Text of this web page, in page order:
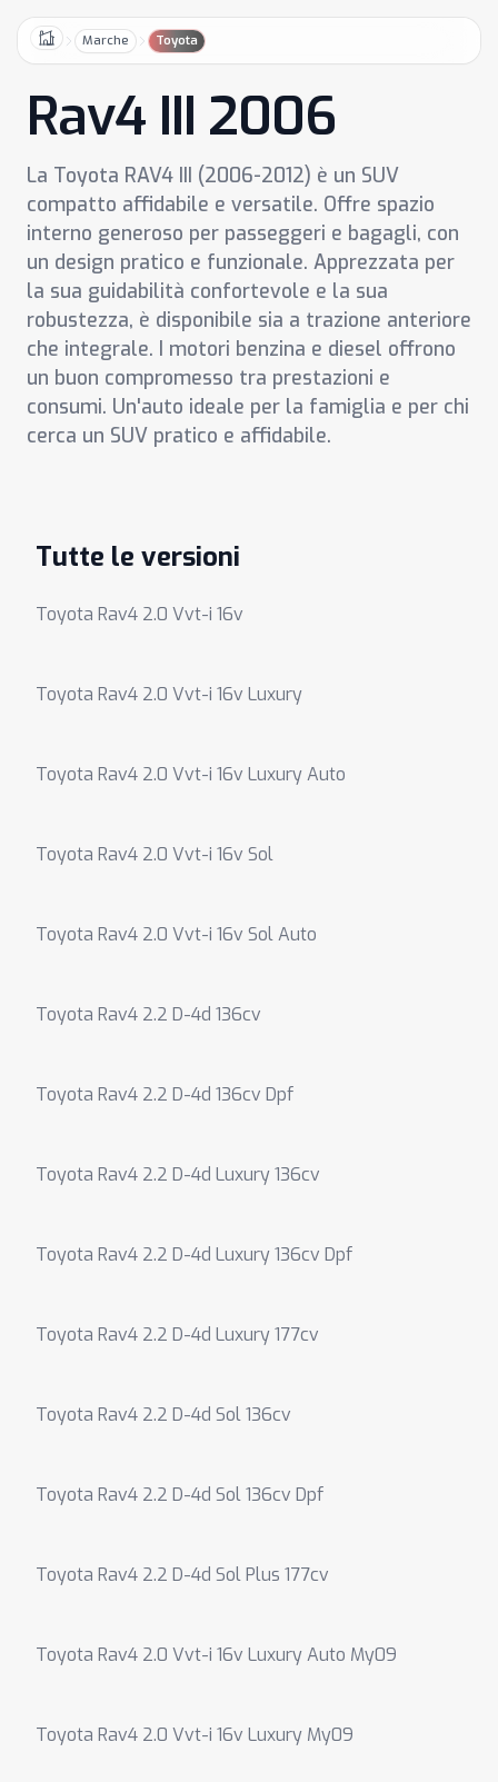
HomeMarche Toyota
Rav4 III 2006
La Toyota RAV4 III (2006-2012) è un SUV
compatto affidabile e versatile. Offre spazio
interno generoso per passeggeri e bagagli, con
un design pratico e funzionale. Apprezzata per
la sua guidabilità confortevole e la sua
robustezza, è disponibile sia a trazione anteriore
che integrale. I motori benzina e diesel offrono
un buon compromesso tra prestazioni e
consumi. Un'auto ideale per la famiglia e per chi
cerca un SUV pratico e affidabile.
Tutte le versioni
Toyota Rav4 2.0 Vvt-i 16v
Toyota Rav4 2.0 Vvt-i 16v Luxury
Toyota Rav4 2.0 Vvt-i 16v Luxury Auto
Toyota Rav4 2.0 Vvt-i 16v Sol
Toyota Rav4 2.0 Vvt-i 16v Sol Auto
Toyota Rav4 2.2 D-4d 136cv
Toyota Rav4 2.2 D-4d 136cv Dpf
Toyota Rav4 2.2 D-4d Luxury 136cv
Toyota Rav4 2.2 D-4d Luxury 136cv Dpf
Toyota Rav4 2.2 D-4d Luxury 177cv
Toyota Rav4 2.2 D-4d Sol 136cv
Toyota Rav4 2.2 D-4d Sol 136cv Dpf
Toyota Rav4 2.2 D-4d Sol Plus 177cv
Toyota Rav4 2.0 Vvt-i 16v Luxury Auto My09
Toyota Rav4 2.0 Vvt-i 16v Luxury My09